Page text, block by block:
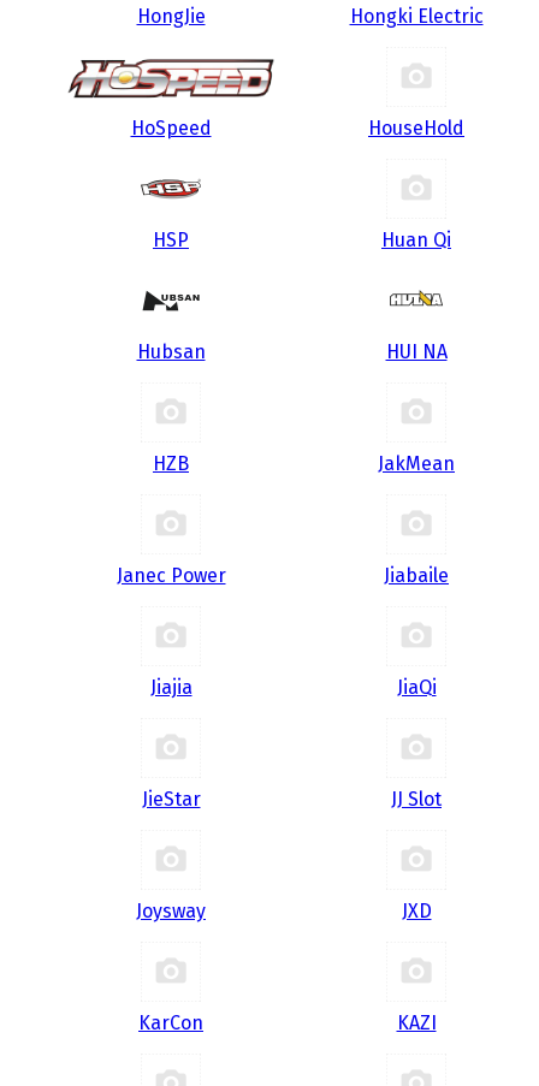
HongJie Hongki Electric
HoSpeed HouseHold
HSP Huan Qi
Hubsan HUI NA
HZB JakMean
Janec Power Jiabaile
Jiajia JiaQi
JieStar JJ Slot
Joysway JXD
KarCon KAZI